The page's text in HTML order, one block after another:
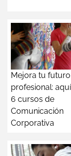
Mejora tu futuro
profesional:
6 cursos de
Comunicación
Corporativa